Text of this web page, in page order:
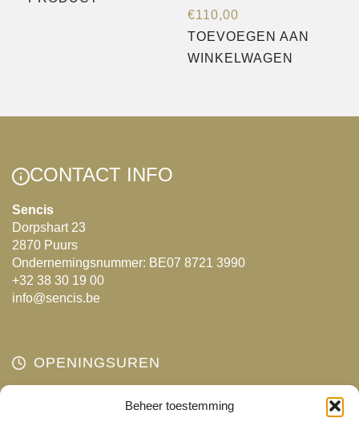
Beheer toestemming
gekozen
productpagina
€110,00
TOEVOEGEN AAN
WINKELWAGEN
CONTACT INFO
Sencis
Dorpshart 23
2870 Puurs
Ondernemingsnummer: BE07 8721 3990
+32 38 30 19 00
info@sencis.be
OPENINGSUREN
Gesloten